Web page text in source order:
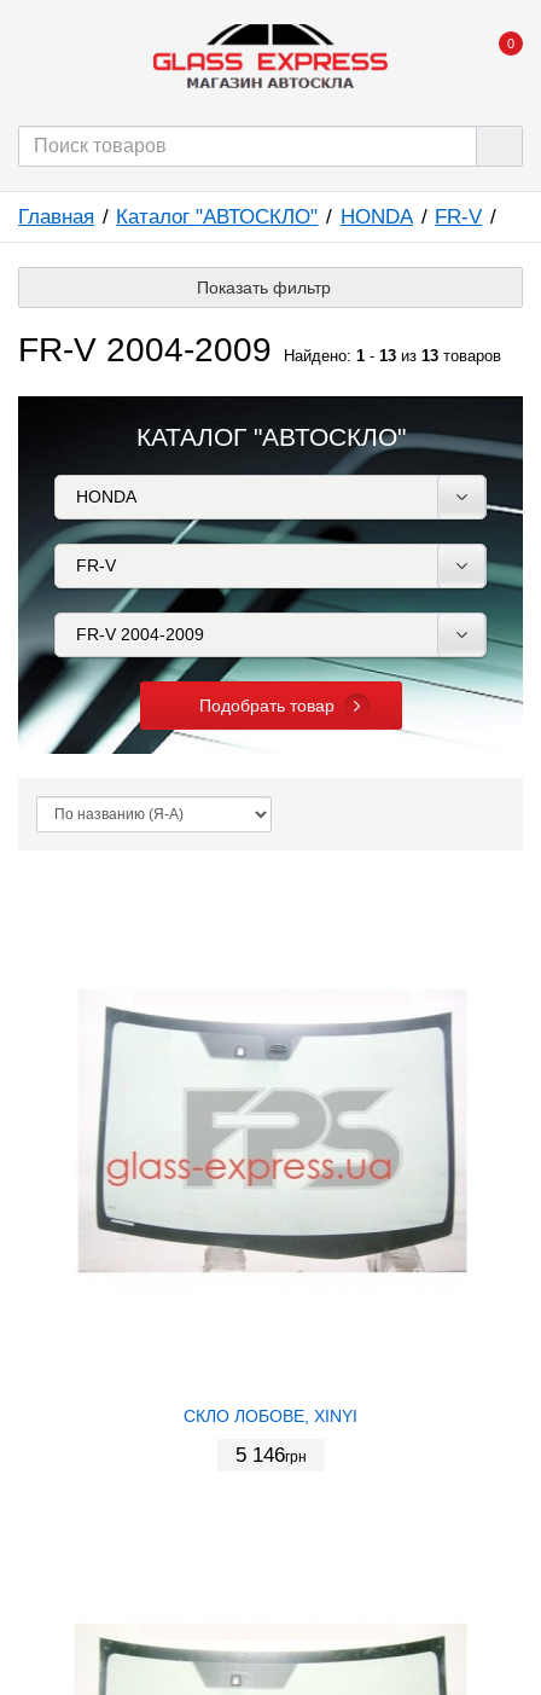
0
Главная Каталог "АВТОСКЛО" HONDA FR-V
Показать фильтр
FR-V 2004-2009 Найдено: 1 - 13 из 13 товаров
КАТАЛОГ "АВТОСКЛО"
Подобрать товар
СКЛО ЛОБОВЕ, XINYI
5 146грн